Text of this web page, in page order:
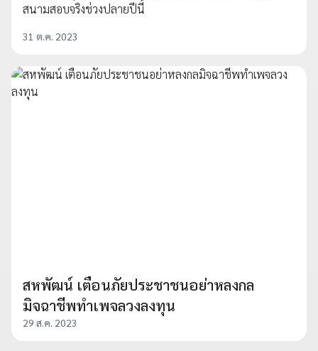
สนามสอบจริงช่วงปลายปีนี้
31 ต.ค. 2023
สหพัฒน์ เตือนภัยประชาชนอย่าหลงกล
มิจฉาชีพทำเพจลวงลงทุน
29 ส.ค. 2023